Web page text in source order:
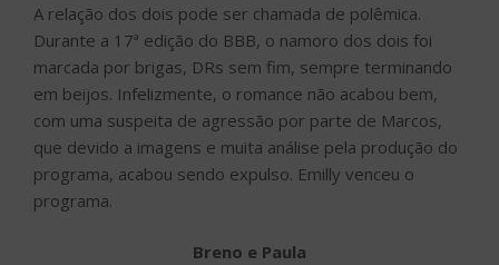
A relação dos dois pode ser chamada de polêmica.
Durante a 17ª edição do BBB, o namoro dos dois foi
marcada por brigas, DRs sem fim, sempre terminando
em beijos. Infelizmente, o romance não acabou bem,
com uma suspeita de agressão por parte de Marcos,
que devido a imagens e muita análise pela produção do
programa, acabou sendo expulso. Emilly venceu o
programa.
Breno e Paula